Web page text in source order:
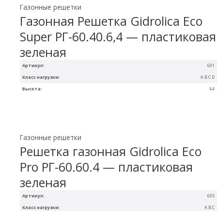
Артикул: 601
Высота: 64
Класс нагрузки: A B C D
Газонные решетки
Газонная Решетка Gidrolica Eco
Super РГ-60.40.6,4 — пластиковая
зеленая
Артикул:
605
Класс нагрузки:
A B C
Газонные решетки
Решетка газонная Gidrolica Eco
Pro РГ-60.60.4 — пластиковая
зеленая